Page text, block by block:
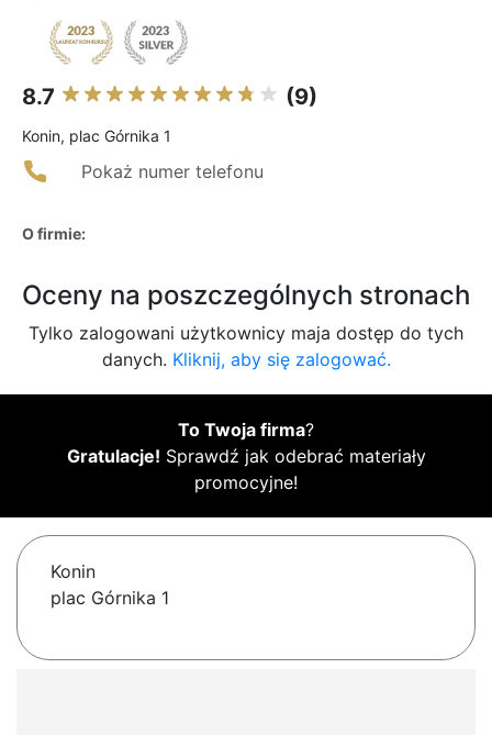
8.7 (9)
Konin, plac Górnika 1
Pokaż numer telefonu
O firmie:
Oceny na poszczególnych stronach
Tylko zalogowani użytkownicy maja dostęp do tych
danych. Kliknij, aby się zalogować.
To Twoja firma?
Gratulacje! Sprawdź jak odebrać materiały
promocyjne!
Konin
plac Górnika 1